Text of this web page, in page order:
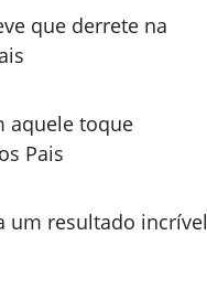
que derrete na
aquele toque
Pais
um resultado incrível